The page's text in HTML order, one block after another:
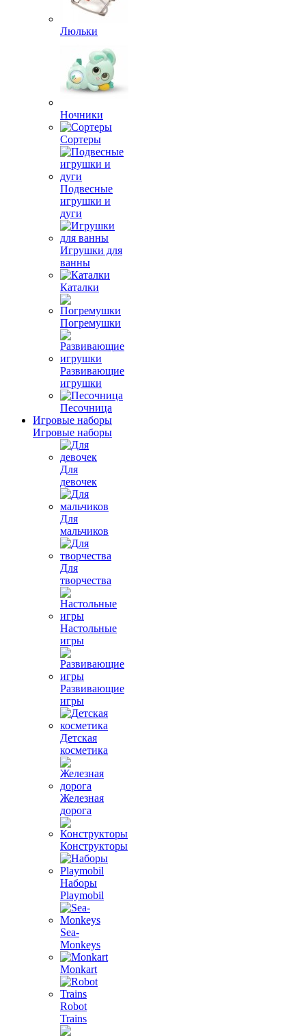
Люльки
Ночники
Сортеры
Подвесные
игрушки и
дуги
Игрушки для
ванны
Каталки
Погремушки
Развивающие
игрушки
Песочница
Игровые наборы
Игровые наборы
Для
девочек
Для
мальчиков
Для
творчества
Настольные
игры
Развивающие
игры
Детская
косметика
Железная
дорога
Конструкторы
Наборы
Playmobil
Sea-
Monkeys
Monkart
Robot
Trains